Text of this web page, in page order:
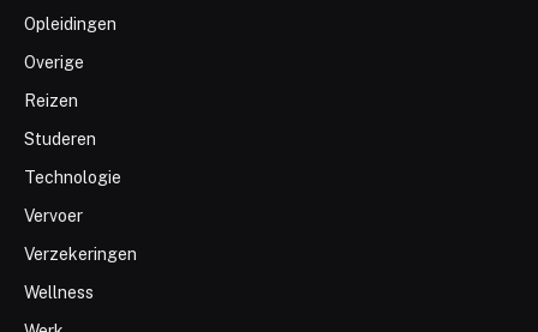
Opleidingen
Overige
Reizen
Studeren
Technologie
Vervoer
Verzekeringen
Wellness